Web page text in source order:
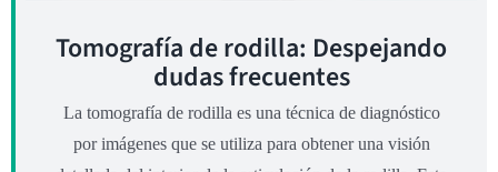
Tomografía de rodilla: Despejando
dudas frecuentes
La tomografía de rodilla es una técnica de diagnóstico
por imágenes que se utiliza para obtener una visión